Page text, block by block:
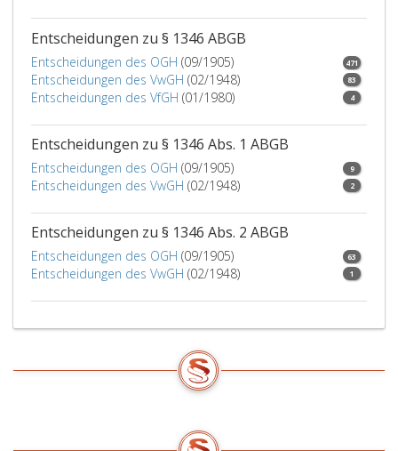
Entscheidungen zu § 1346 ABGB
Entscheidungen des OGH (09/1905) 471
Entscheidungen des VwGH (02/1948) 83
Entscheidungen des VfGH (01/1980) 4
Entscheidungen zu § 1346 Abs. 1 ABGB
Entscheidungen des OGH (09/1905) 9
Entscheidungen des VwGH (02/1948) 2
Entscheidungen zu § 1346 Abs. 2 ABGB
Entscheidungen des OGH (09/1905) 63
Entscheidungen des VwGH (02/1948) 1